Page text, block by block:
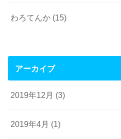
わろてんか (15)
アーカイブ
2019年12月 (3)
2019年4月 (1)